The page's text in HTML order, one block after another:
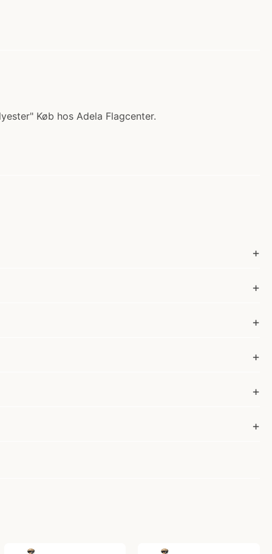
Køb hos Adela Flagcenter.